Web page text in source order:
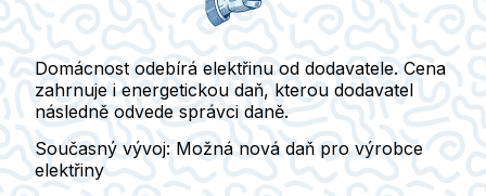
Domácnost odebírá elektřinu od dodavatele. Cena
zahrnuje i energetickou daň, kterou dodavatel
následně odvede správci daně.
Současný vývoj: Možná nová daň pro výrobce
elektřiny